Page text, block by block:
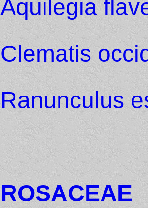
Aquilegia
Clematis
Ranunculus
ROSACEAE